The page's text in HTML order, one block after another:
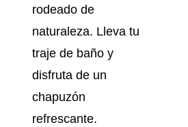
rodeado de
naturaleza. Lleva tu
traje de baño y
disfruta de un
chapuzón
refrescante.